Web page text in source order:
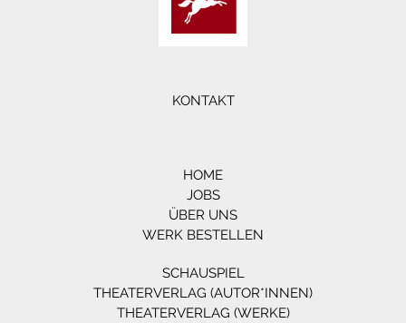
KONTAKT
HOME
JOBS
ÜBER UNS
WERK BESTELLEN
SCHAUSPIEL
THEATERVERLAG (AUTOR*INNEN)
THEATERVERLAG (WERKE)